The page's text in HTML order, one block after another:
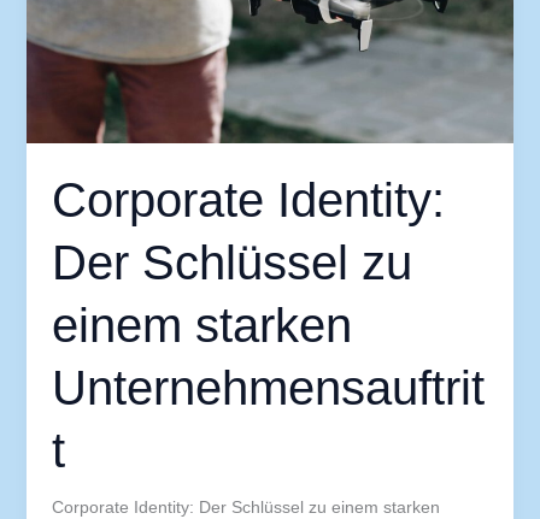
Corporate Identity:
Der Schlüssel zu
einem starken
Unternehmensauftrit
t
Corporate Identity: Der Schlüssel zu einem starken
Unternehmensauftritt